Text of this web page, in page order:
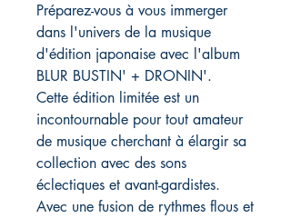
Préparez-vous à vous immerger
dans l'univers de la musique
d'édition japonaise avec l'album
BLUR BUSTIN' + DRONIN'.
Cette édition limitée est un
incontournable pour tout amateur
de musique cherchant à élargir sa
collection avec des sons
éclectiques et avant-gardistes.
Avec une fusion de rythmes flous et